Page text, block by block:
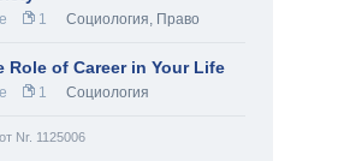
1 Социология, Право
Role of Career in Your Life
1 Социология
Nr. 1125006